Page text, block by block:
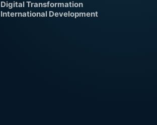
Digital Transformation
International Development